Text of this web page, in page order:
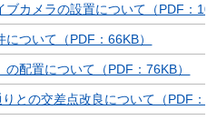
ブカメラの設置について（PDF：
ついて（PDF：66KB）
の配置について（PDF：76KB）
との交差点改良について（PDF：